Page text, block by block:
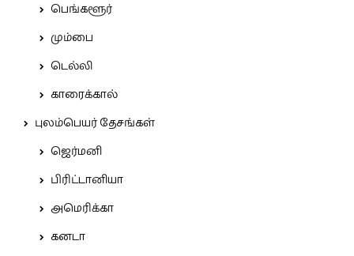
பெங்களூர்
மும்பை
டெல்லி
காரைக்கால்
புலம்பெயர் தேசங்கள்
ஜெர்மனி
பிரிட்டானியா
அமெரிக்கா
கனடா